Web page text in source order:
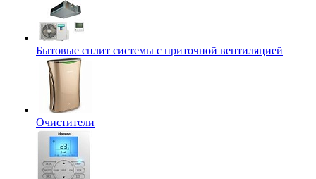
Бытовые сплит системы с приточной вентиляцией
Очистители